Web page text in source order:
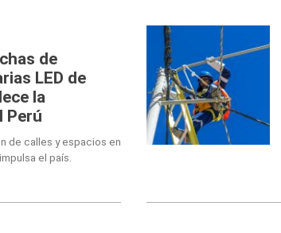
de
LED de
la
Perú
de calles y espacios en
el país.